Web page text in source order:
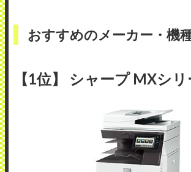
おすすめのメーカー・機
【1位】 シャープ MXシ